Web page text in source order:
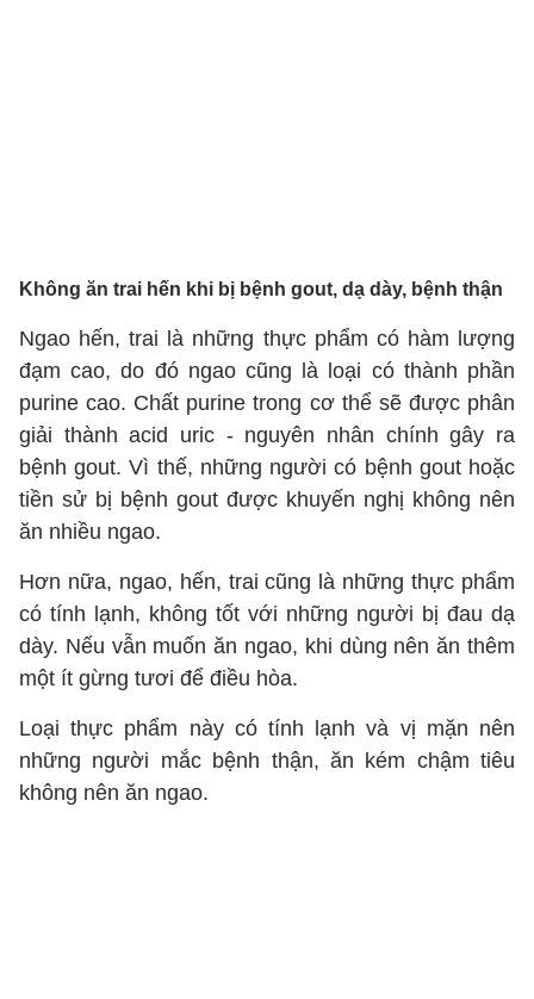
Không ăn trai hến khi bị bệnh gout, dạ dày, bệnh thận
Ngao hến, trai là những thực phẩm có hàm lượng
đạm cao, do đó ngao cũng là loại có thành phần
purine cao. Chất purine trong cơ thể sẽ được phân
giải thành acid uric - nguyên nhân chính gây ra
bệnh gout. Vì thế, những người có bệnh gout hoặc
tiền sử bị bệnh gout được khuyến nghị không nên
ăn nhiều ngao.
Hơn nữa, ngao, hến, trai cũng là những thực phẩm
có tính lạnh, không tốt với những người bị đau dạ
dày. Nếu vẫn muốn ăn ngao, khi dùng nên ăn thêm
một ít gừng tươi để điều hòa.
Loại thực phẩm này có tính lạnh và vị mặn nên
những người mắc bệnh thận, ăn kém chậm tiêu
không nên ăn ngao.